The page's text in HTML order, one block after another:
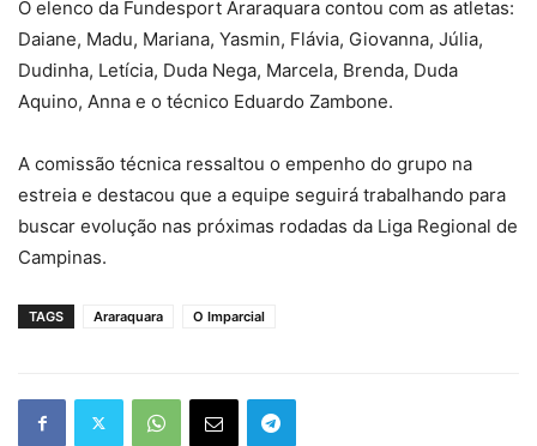
O elenco da Fundesport Araraquara contou com as atletas:
Daiane, Madu, Mariana, Yasmin, Flávia, Giovanna, Júlia,
Dudinha, Letícia, Duda Nega, Marcela, Brenda, Duda
Aquino, Anna e o técnico Eduardo Zambone.
A comissão técnica ressaltou o empenho do grupo na
estreia e destacou que a equipe seguirá trabalhando para
buscar evolução nas próximas rodadas da Liga Regional de
Campinas.
TAGS Araraquara O Imparcial